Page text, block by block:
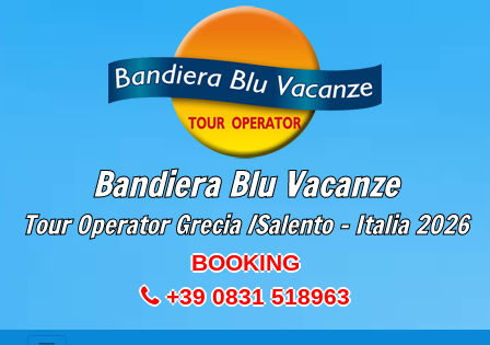
Bandiera Blu Vacanze
Tour Operator Grecia /Salento - Italia2026
BOOKING
+39 0831 518963